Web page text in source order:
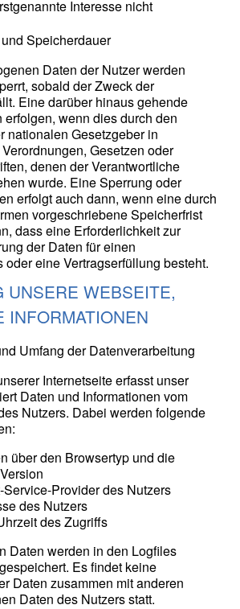
Interesse nicht
Speicherdauer
Daten der Nutzer werden
sobald der Zweck der
Eine darüber hinaus gehende
wenn dies durch den
nationalen Gesetzgeber in
Gesetzen oder
denen der Verantwortliche
wurde. Eine Sperrung oder
erfolgt auch dann, wenn eine durch
vorgeschriebene Speicherfrist
dass eine Erforderlichkeit zur
der Daten für einen
oder eine Vertragserfüllung besteht.
UNSERE WEBSEITE,
INFORMATIONEN
Umfang der Datenverarbeitung
Internetseite erfasst unser
Daten und Informationen vom
Nutzers. Dabei werden folgende
über den Browsertyp und die
Service-Provider des Nutzers
des Nutzers
des Zugriffs
Daten werden in den Logfiles
Es findet keine
Daten zusammen mit anderen
Daten des Nutzers statt.